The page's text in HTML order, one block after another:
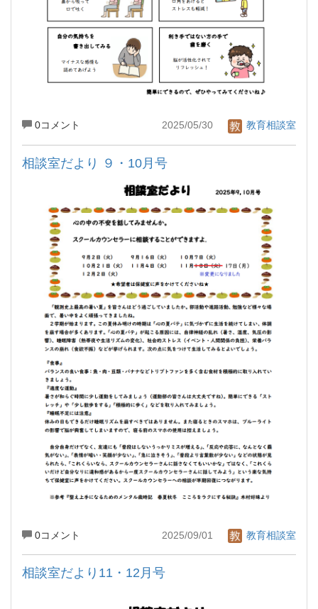
0コメント 2025/05/30 教育相談室
相談室だより ９・10月号
0コメント 2025/09/01 教育相談室
相談室だより11・12月号